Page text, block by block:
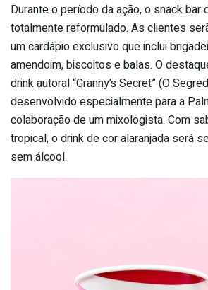
Durante o período da ação, o snack bar
totalmente reformulado. As clientes
um cardápio exclusivo que inclui
amendoim, biscoitos e balas. O
drink autoral “Granny’s Secret” (O
desenvolvido especialmente para a
colaboração de um mixologista. Com
tropical, o drink de cor alaranjada será
sem álcool.